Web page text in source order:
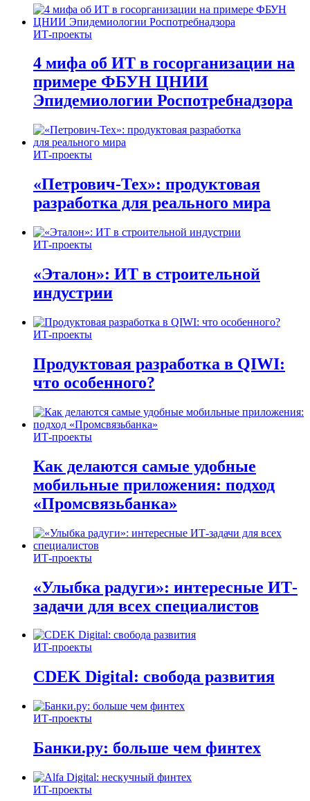
ИТ-проекты
4 мифа об ИТ в госорганизации на
примере ФБУН ЦНИИ
Эпидемиологии Роспотребнадзора
ИТ-проекты
«Петрович-Тех»: продуктовая
разработка для реального мира
ИТ-проекты
«Эталон»: ИТ в строительной
индустрии
ИТ-проекты
Продуктовая разработка в QIWI:
что особенного?
ИТ-проекты
Как делаются самые удобные
мобильные приложения: подход
«Промсвязьбанка»
ИТ-проекты
«Улыбка радуги»: интересные ИТ-
задачи для всех специалистов
ИТ-проекты
CDEK Digital: свобода развития
ИТ-проекты
Банки.ру: больше чем финтех
ИТ-проекты